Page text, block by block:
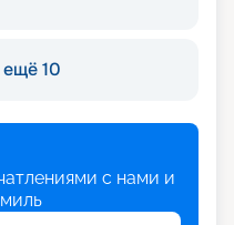
ещё 10
с нами и